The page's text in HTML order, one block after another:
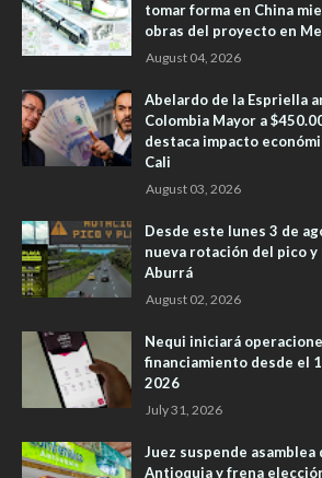
tomar forma en China
obras del proyecto en
August 04, 2026
Abelardo de la Espriella
Colombia Mayor a
destaca impacto
Cali
August 03, 2026
Desde este lunes 3 de
nueva rotación del pico y
Aburrá
August 02, 2026
Nequi iniciará
financiamiento desde el
2026
July 31, 2026
Juez suspende asamblea
Antioquia y frena